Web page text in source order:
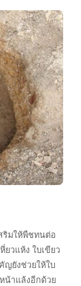
ริมให้พืชทนต่อ
วแห้ง ใบเขียว
ญยังช่วยให้ใบ
น้าแล้งอีกด้วย